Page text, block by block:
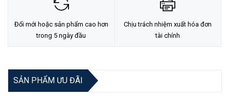
- Sim dùng cho cả di động, máy tính bảng, iPad và các thiết bị chia
- Không nên lắp sim vào máy khi ở Việt Nam vì sim sẽ tự bắt sóng
của nhà mạng tại Việt Nam và tính ngày.
Đổi mới hoặc sản phẩm cao hơn
trong 5 ngày đầu
Chịu trách nhiệm xuất hóa đơn
tài chính
SẢN PHẨM ƯU ĐÃI